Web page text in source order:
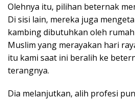
Olehnya itu, pilihan beternak
Di sisi lain, mereka juga
kambing dibutuhkan oleh
Muslim yang merayakan hari
itu kami saat ini beralih ke
terangnya.
Dia melanjutkan, alih profesi